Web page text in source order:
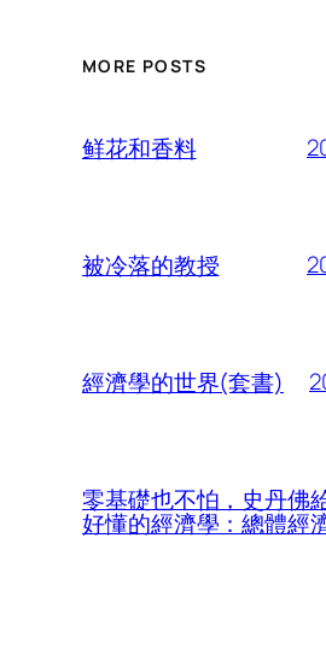
MORE POSTS
鲜花和香料
被冷落的教授
經濟學的世界(套書)
零基礎也不怕，史丹佛
好懂的經濟學：總體經